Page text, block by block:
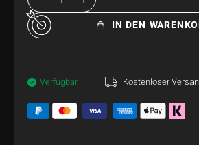
IN DEN
Verfügbar Kostenloser